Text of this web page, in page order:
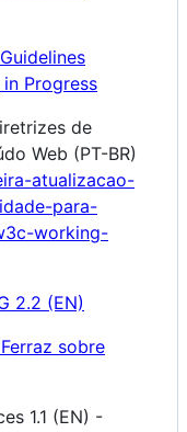
in Progress
de
Web (PT-BR)
atualizacao-
para-
working-
2.2 (EN)
sobre
1.1 (EN) -